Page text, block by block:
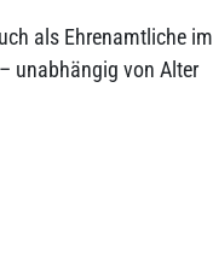
als Ehrenamtliche im
unabhängig von Alter